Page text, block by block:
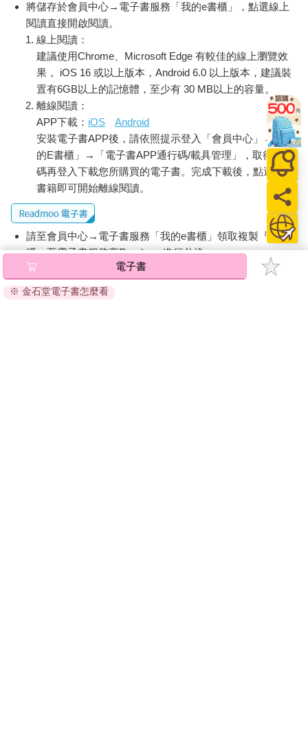
將儲存於會員中心→電子書服務「我的e書櫃」，點選線上
閱讀直接開啟閱讀。
線上閱讀：
建議使用Chrome、Microsoft Edge 有較佳的線上瀏覽效
果， iOS 16 或以上版本，Android 6.0 以上版本，建議裝
置有6GB以上的記憶體，至少有 30 MB以上的容量。
離線閱讀：
APP下載： iOS
Android
安裝電子書APP後，請依照提示登入「會員中心」→「我
的E書櫃」→「電子書APP通行碼/載具管理」，取得通行
碼再登入下載您所購買的電子書。完成下載後，點選任一
書籍即可開始離線閱讀。
請至會員中心→電子書服務「我的e書櫃」領取複製『兌換
碼』至電子書服務商Readmoo進行兌換。
退換貨須知：
因版權保護，您在金石堂所購買的電子書僅能以金石堂專屬
電子書
※ 金石堂電子書怎麼看